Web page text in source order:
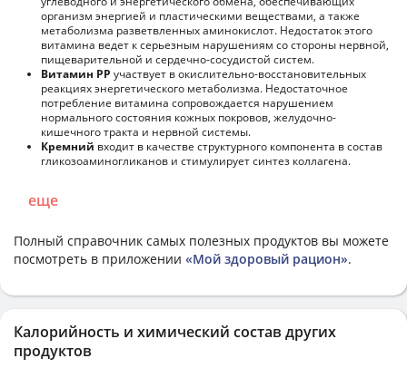
организм энергией и пластическими веществами, а также
метаболизма разветвленных аминокислот. Недостаток этого
витамина ведет к серьезным нарушениям со стороны нервной,
пищеварительной и сердечно-сосудистой систем.
Витамин РР участвует в окислительно-восстановительных
реакциях энергетического метаболизма. Недостаточное
потребление витамина сопровождается нарушением
нормального состояния кожных покровов, желудочно-
кишечного тракта и нервной системы.
Кремний входит в качестве структурного компонента в состав
гликозоаминогликанов и стимулирует синтез коллагена.
еще
Полный справочник самых полезных продуктов вы можете
посмотреть в приложении «Мой здоровый рацион».
Калорийность и химический состав других
продуктов